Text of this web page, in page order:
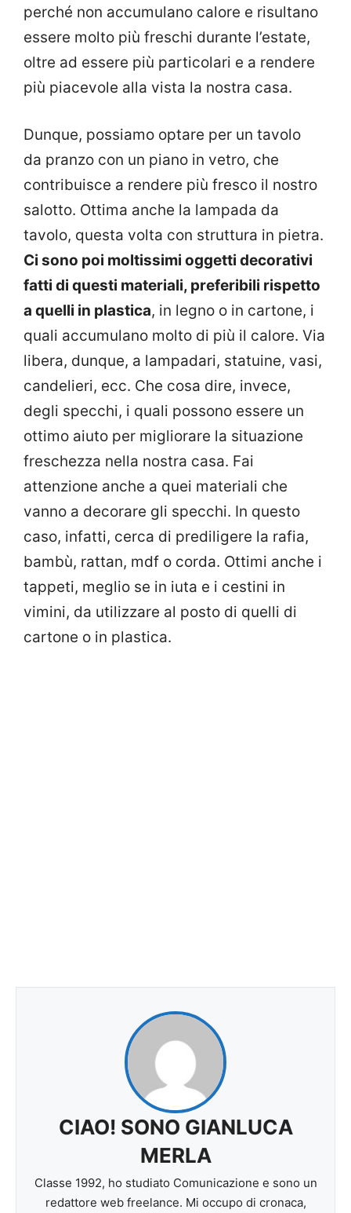
perché non accumulano calore e risultano
essere molto più freschi durante l’estate,
oltre ad essere più particolari e a rendere
più piacevole alla vista la nostra casa.
Dunque, possiamo optare per un tavolo
da pranzo con un piano in vetro, che
contribuisce a rendere più fresco il nostro
salotto. Ottima anche la lampada da
tavolo, questa volta con struttura in pietra.
Ci sono poi moltissimi oggetti decorativi
fatti di questi materiali, preferibili rispetto
a quelli in plastica, in legno o in cartone, i
quali accumulano molto di più il calore. Via
libera, dunque, a lampadari, statuine, vasi,
candelieri, ecc. Che cosa dire, invece,
degli specchi, i quali possono essere un
ottimo aiuto per migliorare la situazione
freschezza nella nostra casa. Fai
attenzione anche a quei materiali che
vanno a decorare gli specchi. In questo
caso, infatti, cerca di prediligere la rafia,
bambù, rattan, mdf o corda. Ottimi anche i
tappeti, meglio se in iuta e i cestini in
vimini, da utilizzare al posto di quelli di
cartone o in plastica.
CIAO! SONO GIANLUCA
MERLA
Classe 1992, ho studiato Comunicazione e sono un
redattore web freelance. Mi occupo di cronaca,